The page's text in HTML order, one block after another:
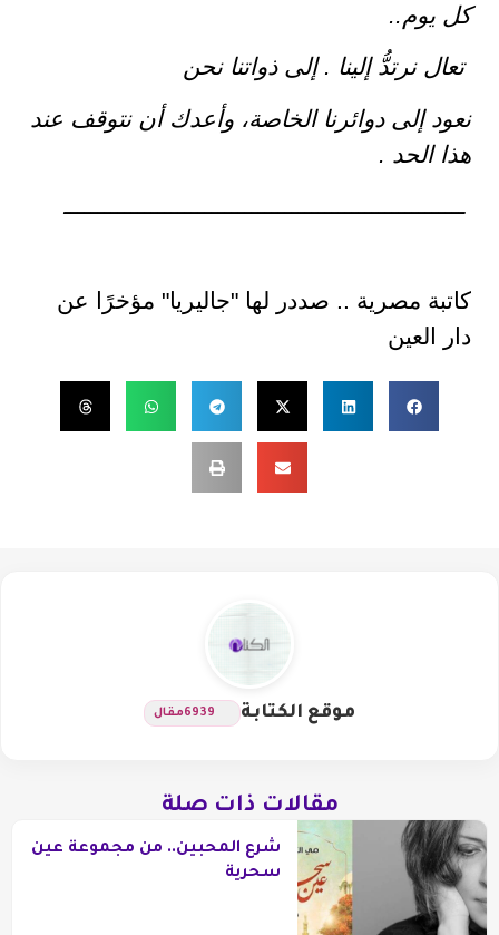
كل يوم..
تعال نرتدُّ إلينا . إلى ذواتنا نحن
نعود إلى دوائرنا الخاصة، وأعدك أن نتوقف عند
هذا الحد .
ــــــــــــــــــــــــــــــــــــــــــــــــــــــــــــ
كاتبة مصرية .. صددر لها "جاليريا" مؤخرًا عن
دار العين
موقع الكتابة 6939مقال
مقالات ذات صلة
شرع المحبين.. من مجموعة عين
سحرية